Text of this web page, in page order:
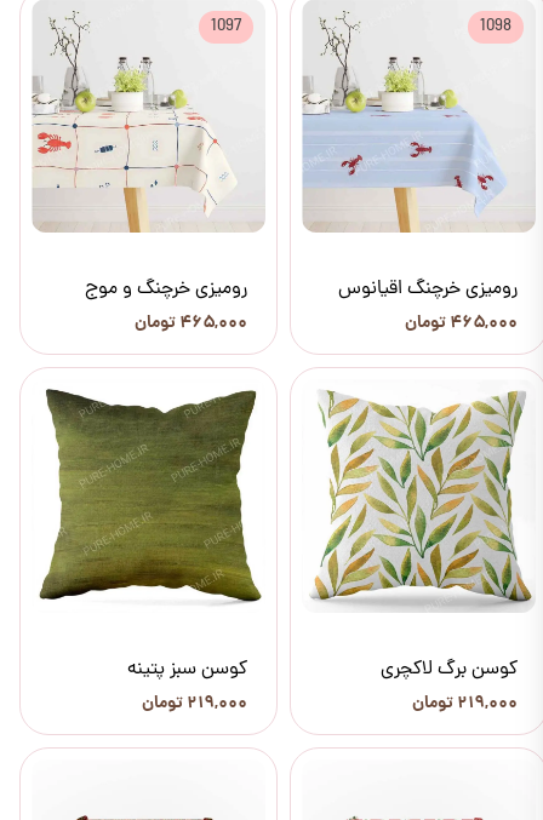
رومیزی خرچنگ اقیانوس
۴۶۵,۰۰۰ تومان
1098
رومیزی خرچنگ و موج
۴۶۵,۰۰۰ تومان
1097
کوسن برگ لاکچری
۲۱۹,۰۰۰ تومان
کوسن سبز پتینه
۲۱۹,۰۰۰ تومان